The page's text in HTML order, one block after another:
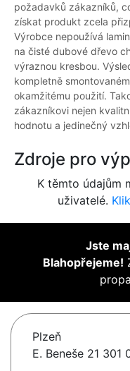
požadavků zákazníků,
získat produkt zcela
Výrobce nepoužívá
na čisté dubové dřevo
výraznou kresbou.
kompletně
okamžitému použití.
zákazníkovi nejen
hodnotu a jedinečný
Zdroje pro
K těmto údajům
uživatelé.
Jste
Blahopřejeme!
Plzeň
E. Beneše 21 301